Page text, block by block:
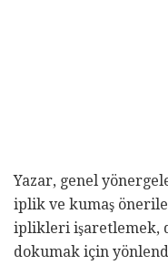
Yazar, genel
iplik ve kumaş
iplikleri işaretlemek,
dokumak için